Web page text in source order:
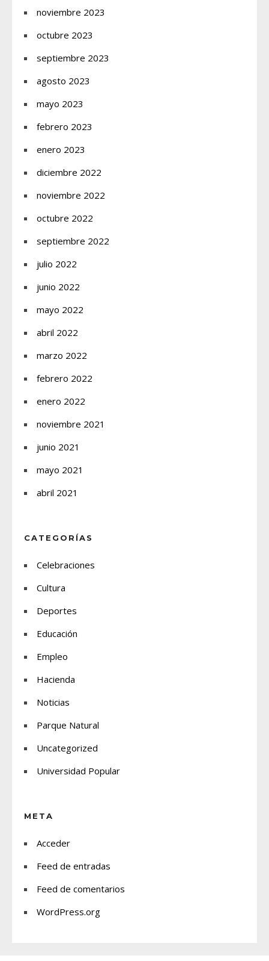
noviembre 2023
octubre 2023
septiembre 2023
agosto 2023
mayo 2023
febrero 2023
enero 2023
diciembre 2022
noviembre 2022
octubre 2022
septiembre 2022
julio 2022
junio 2022
mayo 2022
abril 2022
marzo 2022
febrero 2022
enero 2022
noviembre 2021
junio 2021
mayo 2021
abril 2021
CATEGORÍAS
Celebraciones
Cultura
Deportes
Educación
Empleo
Hacienda
Noticias
Parque Natural
Uncategorized
Universidad Popular
META
Acceder
Feed de entradas
Feed de comentarios
WordPress.org